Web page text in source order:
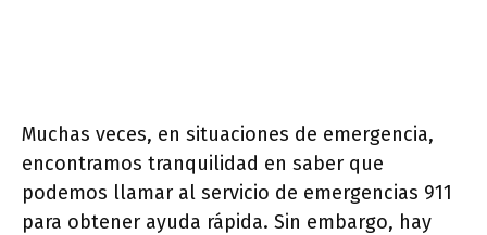
Muchas veces, en situaciones de emergencia,
encontramos tranquilidad en saber que
podemos llamar al servicio de emergencias 911
para obtener ayuda rápida. Sin embargo, hay